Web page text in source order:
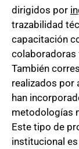
dirigidos por
trazabilidad
capacitación
colaboradoras
También
realizados por
han
metodologías
Este tipo de
institucional